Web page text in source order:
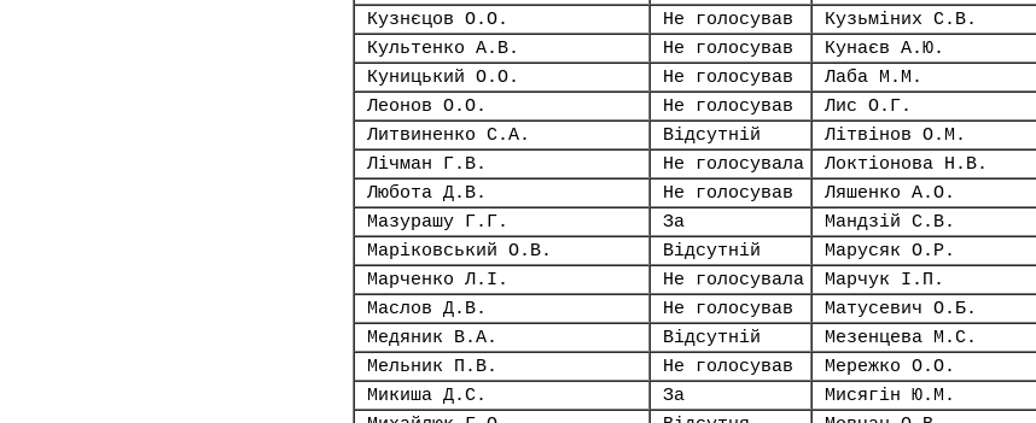
Кузнєцов О.О.
Не голосував Кузьміних С.В.
Культенко А.В.
Не голосував Кунаєв А.Ю.
Куницький О.О.
Не голосував Лаба М.М.
Леонов О.О.
Не голосував Лис О.Г.
Литвиненко С.А.
Відсутній Літвінов О.М.
Лічман Г.В.
Не голосувала Локтіонова Н.В.
Любота Д.В.
Не голосував Ляшенко А.О.
Мазурашу Г.Г.
За Мандзій С.В.
Маріковський О.В.
Відсутній Марусяк О.Р.
Марченко Л.І.
Не голосувала Марчук І.П.
Маслов Д.В.
Не голосував Матусевич О.Б.
Медяник В.А.
Відсутній Мезенцева М.С.
Мельник П.В.
Не голосував Мережко О.О.
Микиша Д.С.
За Мисягін Ю.М.